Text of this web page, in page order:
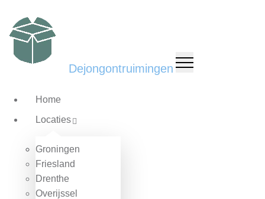
Dejongontruimingen
Home
Locaties
Groningen
Friesland
Drenthe
Overijssel
Voor elke
ontruimings